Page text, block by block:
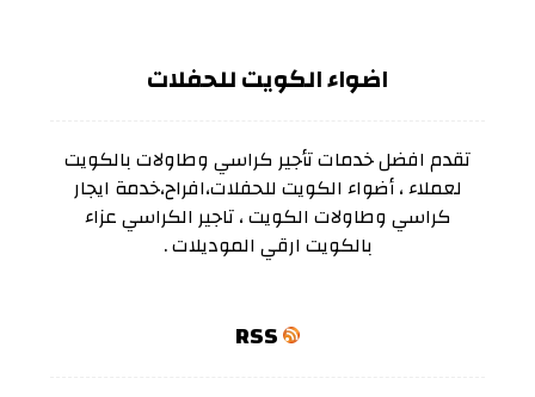
اضواء الكويت للحفلات
تقدم افضل خدمات تأجير كراسي وطاولات بالكويت
لعملاء ، أضواء الكويت للحفلات،افراح،خدمة ايجار
كراسي وطاولات الكويت ، تاجير الكراسي عزاء
بالكويت ارقي الموديلات .
RSS